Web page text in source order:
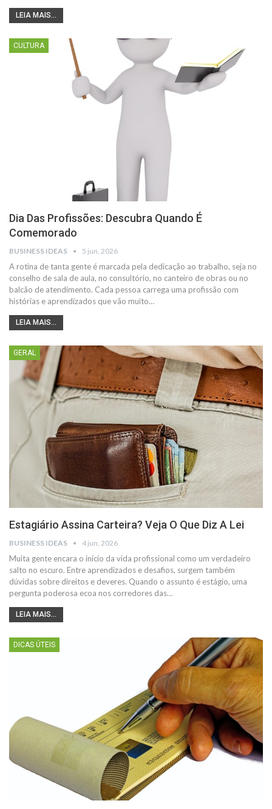
LEIA MAIS...
CULTURA
Dia Das Profissões: Descubra Quando É
Comemorado
BUSINESS IDEAS 5 jun, 2026
A rotina de tanta gente é marcada pela dedicação ao trabalho, seja no
conselho de sala de aula, no consultório, no canteiro de obras ou no
balcão de atendimento. Cada pessoa carrega uma profissão com
histórias e aprendizados que vão muito…
LEIA MAIS...
GERAL
Estagiário Assina Carteira? Veja O Que Diz A Lei
BUSINESS IDEAS 4 jun, 2026
Muita gente encara o início da vida profissional como um verdadeiro
salto no escuro. Entre aprendizados e desafios, surgem também
dúvidas sobre direitos e deveres. Quando o assunto é estágio, uma
pergunta poderosa ecoa nos corredores das…
LEIA MAIS...
DICAS ÚTEIS